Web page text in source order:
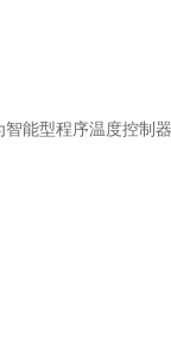
能型程序温度控制